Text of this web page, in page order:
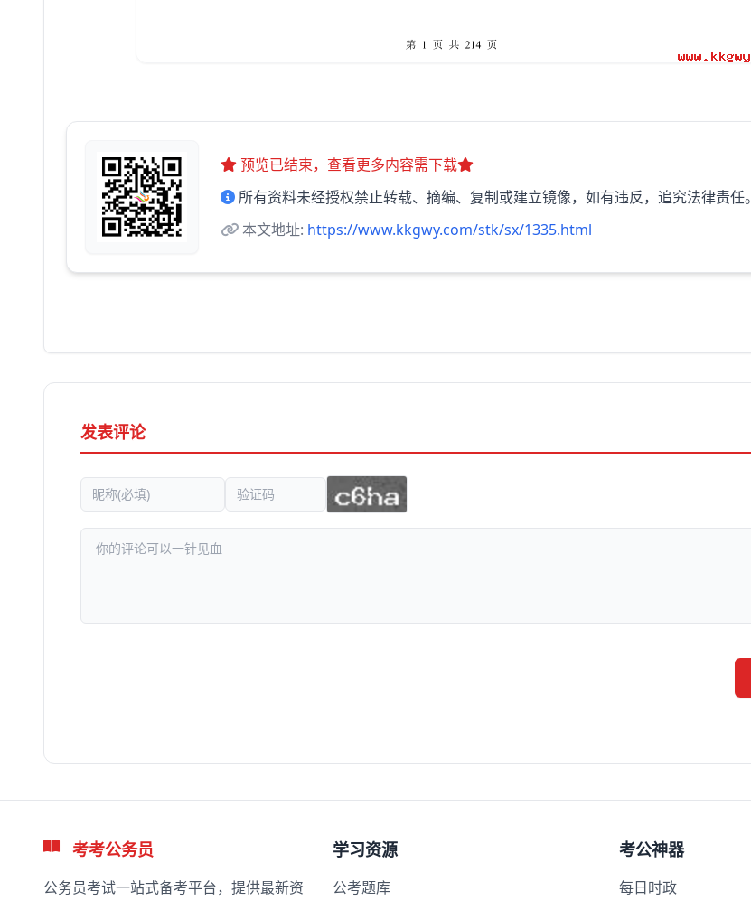
预览已结束，查看更多内容需下载
所有资料未经授权禁止转载、摘编、复制或建立镜像，如有违反，追究法律责任。
本文地址: https://www.kkgwy.com/stk/sx/1335.html
发表评论
考考公务员
公务员考试一站式备考平台，提供最新资
学习资源
公考题库
考公神器
每日时政